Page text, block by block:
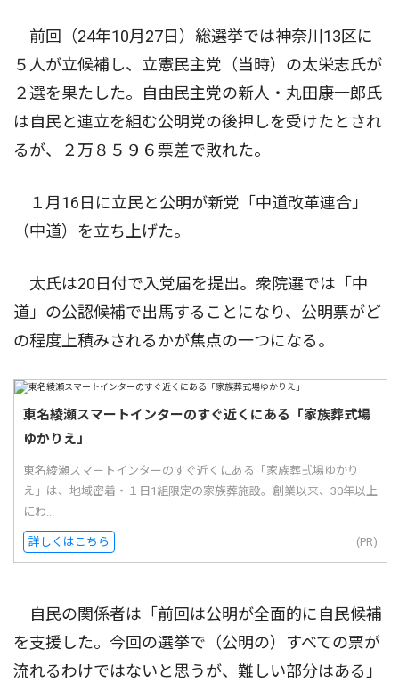
前回（24年10月27日）総選挙では神奈川13区に
５人が立候補し、立憲民主党（当時）の太栄志氏が
２選を果たした。自由民主党の新人・丸田康一郎氏
は自民と連立を組む公明党の後押しを受けたとされ
るが、２万８５９６票差で敗れた。
１月16日に立民と公明が新党「中道改革連合」
（中道）を立ち上げた。
太氏は20日付で入党届を提出。衆院選では「中
道」の公認候補で出馬することになり、公明票がど
の程度上積みされるかが焦点の一つになる。
東名綾瀬スマートインターのすぐ近くにある「家族葬式場
ゆかりえ」
東名綾瀬スマートインターのすぐ近くにある「家族葬式場ゆかり
え」は、地域密着・１日1組限定の家族葬施設。創業以来、30年以上
にわ...
詳しくはこちら (PR)
自民の関係者は「前回は公明が全面的に自民候補
を支援した。今回の選挙で（公明の）すべての票が
流れるわけではないと思うが、難しい部分はある」